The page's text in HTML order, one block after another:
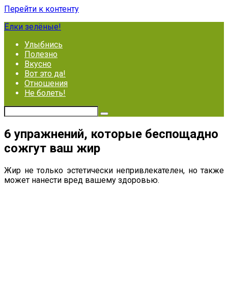
Перейти к контенту
Ёлки зелёные!
Улыбнись
Полезно
Вкусно
Вот это да!
Отношения
Не болеть!
6 упражнений, которые беспощадно
сожгут ваш жир
Жир не только эстетически непривлекателен, но также
может нанести вред вашему здоровью.